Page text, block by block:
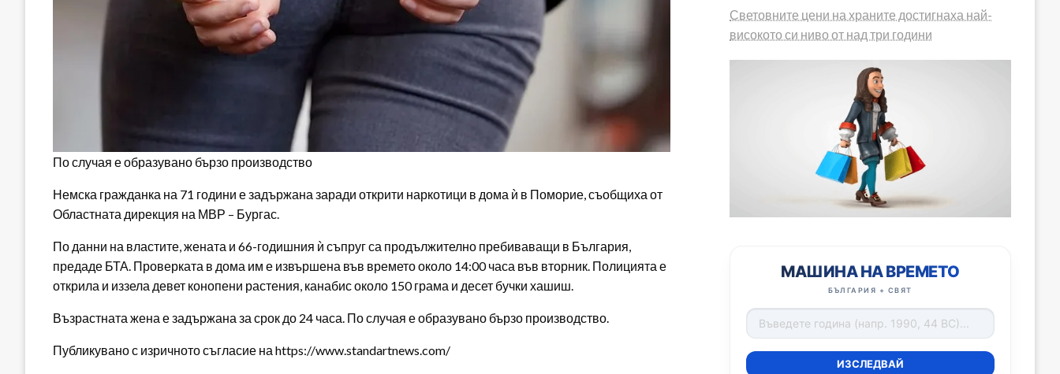
По случая е образувано бързо производство
Немска гражданка на 71 години е задържана заради открити наркотици в дома ѝ в Поморие, съобщиха от
Областната дирекция на МВР – Бургас.
По данни на властите, жената и 66-годишния ѝ съпруг са продължително пребиваващи в България,
предаде БТА. Проверката в дома им е извършена във времето около 14:00 часа във вторник. Полицията е
открила и иззела девет конопени растения, канабис около 150 грама и десет бучки хашиш.
Възрастната жена е задържана за срок до 24 часа. По случая е образувано бързо производство.
Публикувано с изричното съгласие на https://www.standartnews.com/
Световните цени на храните достигнаха най-
високото си ниво от над три години
МАШИНА НА ВРЕМЕТО
БЪЛГАРИЯ + СВЯТ
ИЗСЛЕДВАЙ